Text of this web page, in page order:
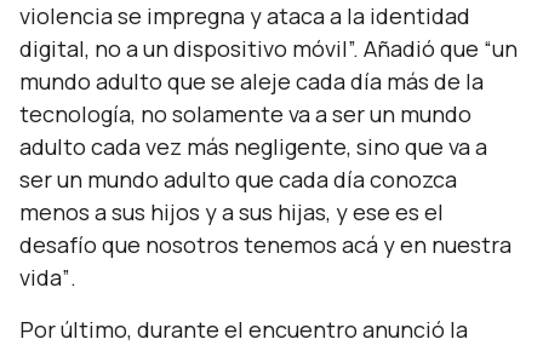
violencia se impregna y ataca a la identidad
digital, no a un dispositivo móvil”. Añadió que “un
mundo adulto que se aleje cada día más de la
tecnología, no solamente va a ser un mundo
adulto cada vez más negligente, sino que va a
ser un mundo adulto que cada día conozca
menos a sus hijos y a sus hijas, y ese es el
desafío que nosotros tenemos acá y en nuestra
vida”.
Por último, durante el encuentro anunció la